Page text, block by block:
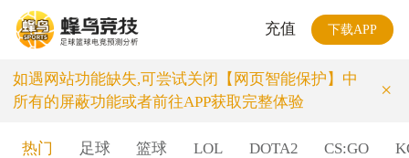
充值 下载APP
如遇网站功能缺失,可尝试关闭【网页智能保护】中
所有的屏蔽功能或者前往APP获取完整体验
×
热门 足球 篮球 LOL DOTA2 CS:GO